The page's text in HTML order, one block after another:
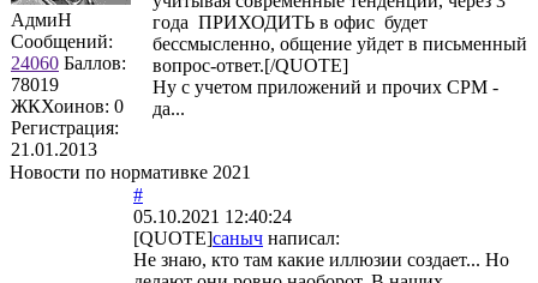
АдмиН
Сообщений:
24060 Баллов:
78019
ЖКХоинов: 0
Регистрация:
21.01.2013
года ПРИХОДИТЬ в офис будет
бессмысленно, общение уйдет в письменный
вопрос-ответ.[/QUOTE]
Ну с учетом приложений и прочих СРМ -
да...
Новости по нормативке 2021
#
05.10.2021 12:40:24
[QUOTE]саныч написал:
Не знаю, кто там какие иллюзии создает... Но